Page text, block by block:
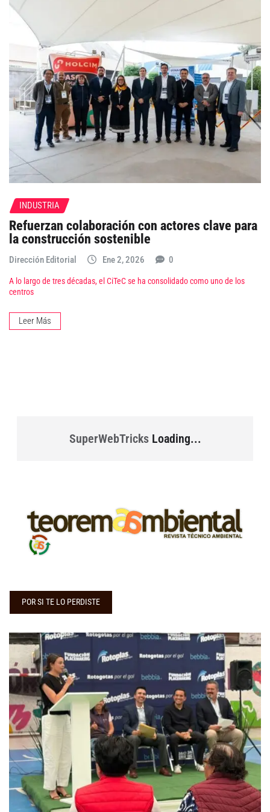
INDUSTRIA
Refuerzan colaboración con actores clave para
la construcción sostenible
Dirección Editorial Ene 2, 2026 0
A lo largo de tres décadas, el CiTeC se ha consolidado como uno de los
centros
Leer Más
SuperWebTricksLoading...
POR SI TE LO PERDISTE